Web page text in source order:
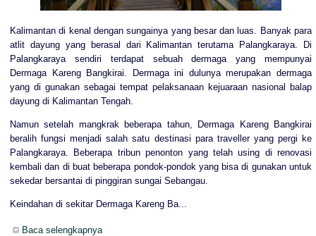
Kalimantan di kenal dengan sungainya yang besar dan luas. Banyak para
atlit dayung yang berasal dari Kalimantan terutama Palangkaraya. Di
Palangkaraya sendiri terdapat sebuah dermaga yang mempunyai
Dermaga Kareng Bangkirai. Dermaga ini dulunya merupakan dermaga
yang di gunakan sebagai tempat pelaksanaan kejuaraan nasional balap
dayung di Kalimantan Tengah.
Namun setelah mangkrak beberapa tahun, Dermaga Kareng Bangkirai
beralih fungsi menjadi salah satu destinasi para traveller yang pergi ke
Palangkaraya. Beberapa tribun penonton yang telah using di renovasi
kembali dan di buat beberapa pondok-pondok yang bisa di gunakan untuk
sekedar bersantai di pinggiran sungai Sebangau.
Keindahan di sekitar Dermaga Kareng Ba...
Baca selengkapnya